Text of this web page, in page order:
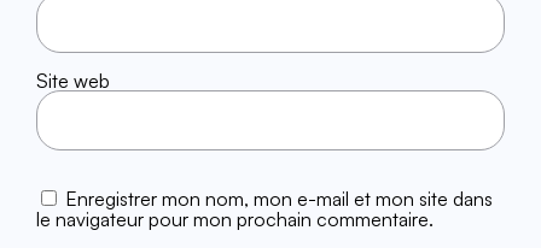
Site web
Enregistrer mon nom, mon e-mail et mon site dans
le navigateur pour mon prochain commentaire.